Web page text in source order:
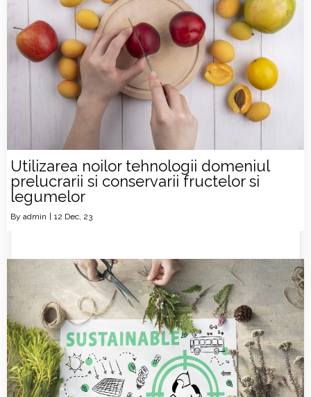
Utilizarea noilor tehnologii domeniul
prelucrarii si conservarii fructelor si
legumelor
By admin | 12 Dec, 23